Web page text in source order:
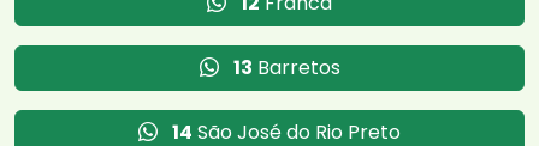
13 Barretos
14 São José do Rio Preto